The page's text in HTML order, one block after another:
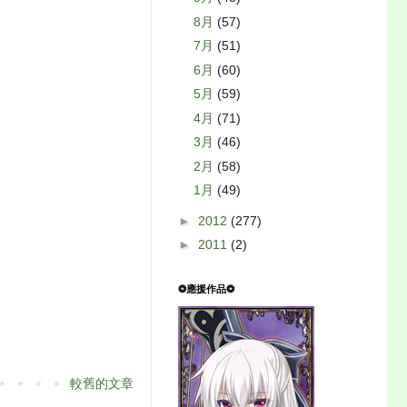
較舊的文章
8月 (57)
7月 (51)
6月 (60)
5月 (59)
4月 (71)
3月 (46)
2月 (58)
1月 (49)
► 2012 (277)
► 2011 (2)
❂應援作品❂